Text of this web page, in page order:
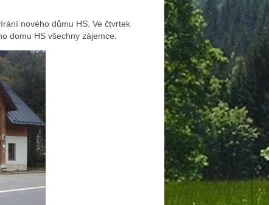
nového důmu HS. Ve čtvrtek
domu HS všechny zájemce.